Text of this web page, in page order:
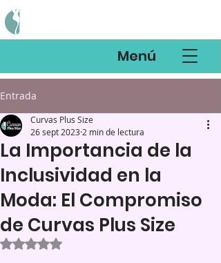
Menú
Entrada
La Importancia de la
Inclusividad en la
Moda: El Compromiso
de Curvas Plus Size
Curvas Plus Size
26 sept 2023 2 min de lectura
Obtuvo NaN de 5 estrellas.